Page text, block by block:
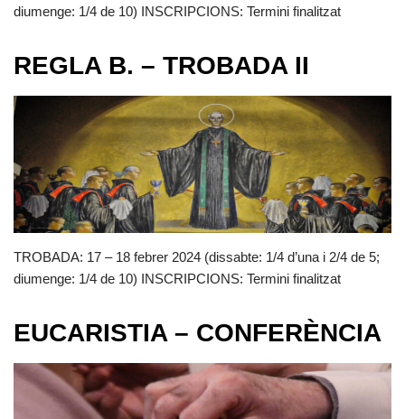
diumenge: 1/4 de 10) INSCRIPCIONS: Termini finalitzat
REGLA B. – TROBADA II
TROBADA: 17 – 18 febrer 2024 (dissabte: 1/4 d’una i 2/4 de 5;
diumenge: 1/4 de 10) INSCRIPCIONS: Termini finalitzat
EUCARISTIA – CONFERÈNCIA